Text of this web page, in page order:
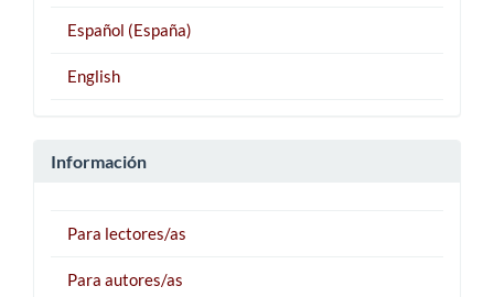
Español (España)
English
Información
Para lectores/as
Para autores/as